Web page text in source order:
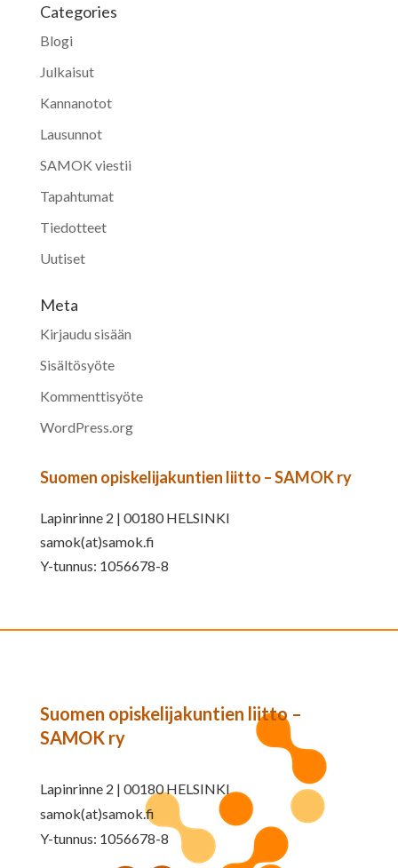
Categories
Blogi
Julkaisut
Kannanotot
Lausunnot
SAMOK viestii
Tapahtumat
Tiedotteet
Uutiset
Meta
Kirjaudu sisään
Sisältösyöte
Kommenttisyöte
WordPress.org
Suomen opiskelijakuntien liitto – SAMOK ry
Lapinrinne 2 | 00180 HELSINKI
samok(at)samok.fi
Y-tunnus: 1056678-8
Suomen opiskelijakuntien liitto –
SAMOK ry
Lapinrinne 2 | 00180 HELSINKI
samok(at)samok.fi
Y-tunnus: 1056678-8